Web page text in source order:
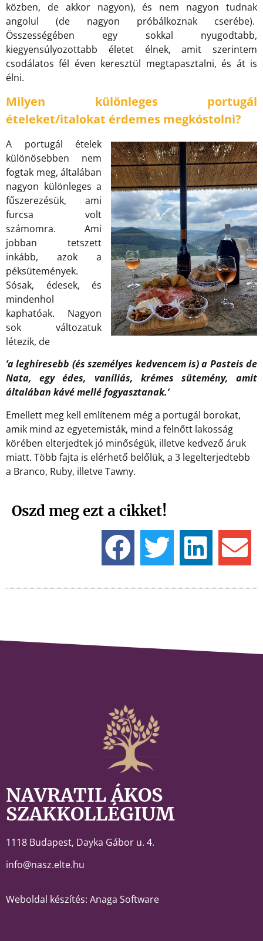
közben, de akkor nagyon), és nem nagyon tudnak
angolul (de nagyon próbálkoznak cserébe).
Összességében egy sokkal nyugodtabb,
kiegyensúlyozottabb életet élnek, amit szerintem
csodálatos fél éven keresztül megtapasztalni, és át is
élni.
Milyen különleges portugál
ételeket/italokat érdemes megkóstolni?
A portugál ételek
különösebben nem
fogtak meg, általában
nagyon különleges a
fűszerezésük, ami
furcsa volt
számomra. Ami
jobban tetszett
inkább, azok a
péksütemények.
Sósak, édesek, és
mindenhol
kaphatóak. Nagyon
sok változatuk
létezik, de
’a leghíresebb (és személyes kedvencem is) a Pasteis de
Nata, egy édes, vaníliás, krémes sütemény, amit
általában kávé mellé fogyasztanak.’
Emellett meg kell említenem még a portugál borokat,
amik mind az egyetemisták, mind a felnőtt lakosság
körében elterjedtek jó minőségük, illetve kedvező áruk
miatt. Több fajta is elérhető belőlük, a 3 legelterjedtebb
a Branco, Ruby, illetve Tawny.
Oszd meg ezt a cikket!
NAVRATIL ÁKOS
SZAKKOLLÉGIUM
1118 Budapest, Dayka Gábor u. 4.
info@nasz.elte.hu
Weboldal készítés: Anaga Software